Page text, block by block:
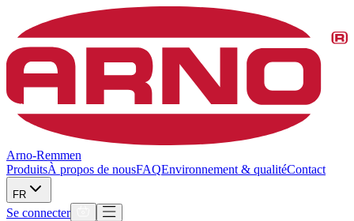
Arno-Remmen
ProduitsÀ propos de nousFAQEnvironnement & qualitéContact
FR
Se connecter